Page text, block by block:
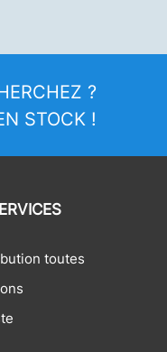
?
STOCK !
toutes